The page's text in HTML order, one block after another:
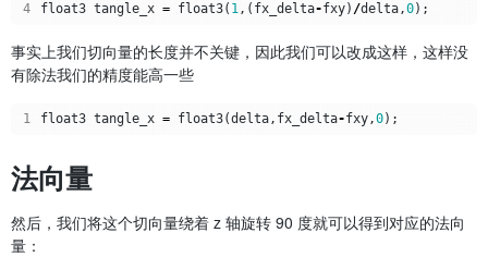
4
float3 tangle_x = float3( 1 ,( fx_delta-fxy) /delta ,0);
事实上我们切向量的长度并不关键，因此我们可以改成这样，这样没
有除法我们的精度能高一些
1 float3 tangle_x = float3(delta , fx_delta-fxy ,0);
法向量
然后，我们将这个切向量绕着 z 轴旋转 90 度就可以得到对应的法向
量：